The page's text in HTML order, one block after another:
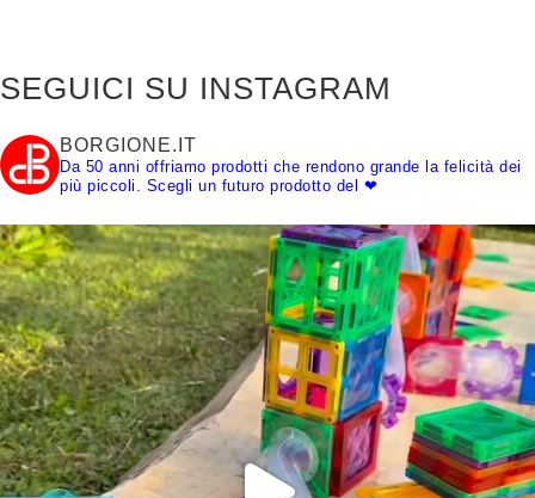
SEGUICI SU INSTAGRAM
BORGIONE.IT
Da 50 anni offriamo prodotti che rendono grande la felicità dei
più piccoli. Scegli un futuro prodotto del ❤